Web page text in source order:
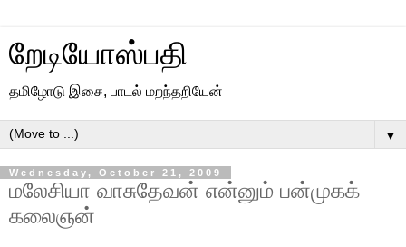
றேடியோஸ்பதி
தமிழோடு இசை, பாடல் மறந்தறியேன்
▼
Wednesday, October 21, 2009
மலேசியா வாசுதேவன் என்னும் பன்முகக்
கலைஞன்